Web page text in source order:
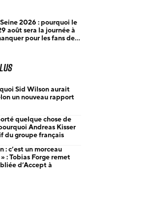
2026 : pourquoi le
août sera la journée à
pour les fans de
Sid Wilson aurait
un nouveau rapport
quelque chose de
Andreas Kisser
du groupe français
: c’est un morceau
: Tobias Forge remet
d’Accept à